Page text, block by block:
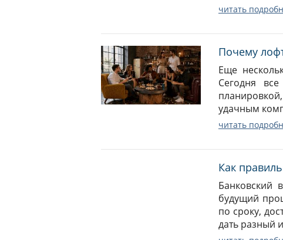
читать
Почему
Еще
Сегодня
удачным
читать
Как
Банковский
будущий
по сроку,
дать разный